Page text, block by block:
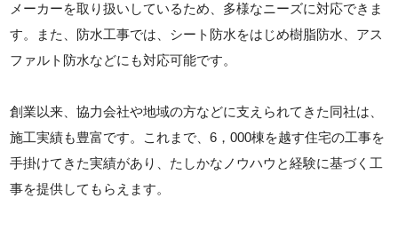
メーカーを取り扱いしているため、多様なニーズに対応できま
す。また、防水工事では、シート防水をはじめ樹脂防水、アス
ファルト防水などにも対応可能です。
創業以来、協力会社や地域の方などに支えられてきた同社は、
施工実績も豊富です。これまで、6，000棟を越す住宅の工事を
手掛けてきた実績があり、たしかなノウハウと経験に基づく工
事を提供してもらえます。